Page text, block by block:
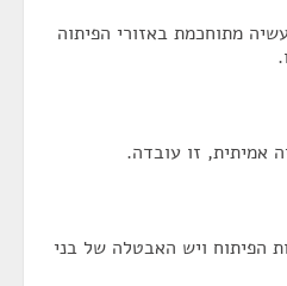
מתוחכמת באזורי הפיתוה
אמיתית, זו עובדה.
הפיתוח ויש האבטלה של בני